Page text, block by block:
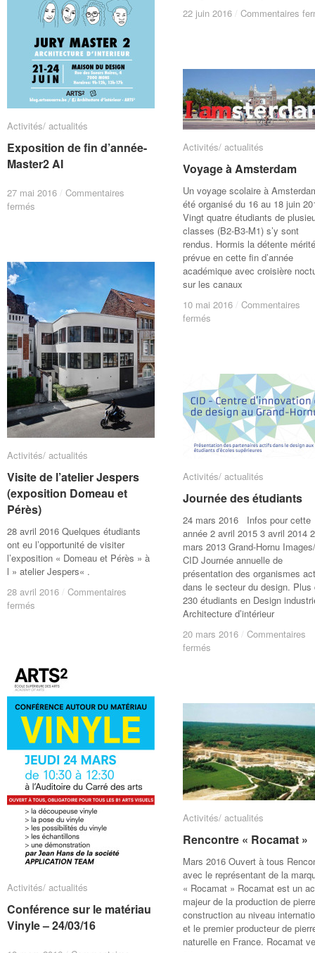
22 juin 2016 / Commentaires
22 juin 2016 / Commentaires
Activités/ actualités
Exposition de fin d’année-
Master2 AI
27 mai 2016 / Commentaires
fermés
d’année-
AI
Activités/ actualités
Exposition de fin d’année-
Master2 AI
27 mai 2016 / Commentaires
fermés
d’année-
AI
Activités/ actualités
Voyage à Amsterdam
Un voyage scolaire à
été organisé du 16 au 18 juin
Vingt quatre étudiants de
classes (B2-B3-M1) s’y sont
rendus. Hormis la détente
prévue en cette fin d’année
académique avec croisière
sur les canaux
10 mai 2016 / Commentaires
fermés
Activités/ actualités
Voyage à Amsterdam
10 mai 2016 / Commentaires
fermés
Activités/ actualités
Visite de l’atelier Jespers
(exposition Domeau et
Pérès)
28 avril 2016 Quelques étudiants
ont eu l’opportunité de visiter
l’exposition « Domeau et Pérès » à
l » atelier Jespers« .
28 avril 2016 / Commentaires
fermés
(exposition
Domeau
et
Pérès)
Activités/ actualités
Visite de l’atelier Jespers
(exposition Domeau et
Pérès)
28 avril 2016 / Commentaires
fermés
(exposition
Domeau
et
Pérès)
Activités/ actualités
Journée des étudiants
24 mars 2016 Infos pour cette
année 2 avril 2015 3 avril 2014
mars 2013 Grand-Hornu Images/
CID Journée annuelle de
présentation des organismes
dans le secteur du design. Plus
230 étudiants en Design
Architecture d’intérieur
20 mars 2016 / Commentaires
fermés
Activités/ actualités
Journée des étudiants
20 mars 2016 / Commentaires
fermés
Activités/ actualités
Conférence sur le matériau
Vinyle – 24/03/16
Activités/ actualités
Conférence sur le matériau
Vinyle – 24/03/16
Activités/ actualités
Rencontre « Rocamat »
Mars 2016 Ouvert à tous
avec le représentant de la
« Rocamat » Rocamat est un
majeur de la production de
construction au niveau
et le premier producteur de
naturelle en France. Rocamat
Activités/ actualités
Rencontre « Rocamat »